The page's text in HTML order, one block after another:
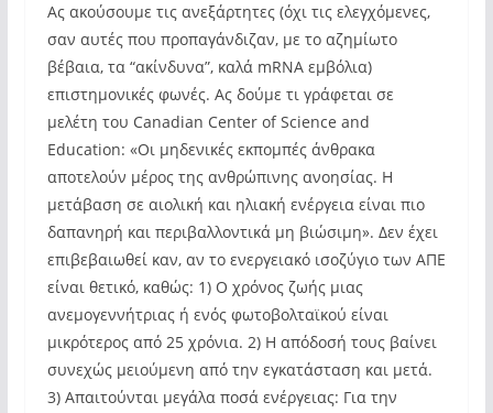
Ας ακούσουμε τις ανεξάρτητες (όχι τις ελεγχόμενες,
σαν αυτές που προπαγάνδιζαν, με το αζημίωτο
βέβαια, τα “ακίνδυνα”, καλά mRNA εμβόλια)
επιστημονικές φωνές. Ας δούμε τι γράφεται σε
μελέτη του Canadian Center of Science and
Education: «Οι μηδενικές εκπομπές άνθρακα
αποτελούν μέρος της ανθρώπινης ανοησίας. Η
μετάβαση σε αιολική και ηλιακή ενέργεια είναι πιο
δαπανηρή και περιβαλλοντικά μη βιώσιμη». Δεν έχει
επιβεβαιωθεί καν, αν το ενεργειακό ισοζύγιο των ΑΠΕ
είναι θετικό, καθώς: 1) Ο χρόνος ζωής μιας
ανεμογεννήτριας ή ενός φωτοβολταϊκού είναι
μικρότερος από 25 χρόνια. 2) Η απόδοσή τους βαίνει
συνεχώς μειούμενη από την εγκατάσταση και μετά.
3) Απαιτούνται μεγάλα ποσά ενέργειας: Για την